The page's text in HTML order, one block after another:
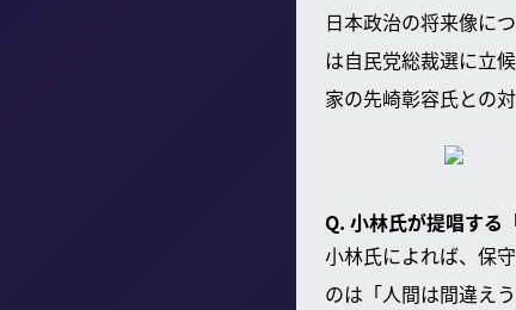
日本政治の将来像に
は自民党総裁選に立
家の先崎彰容氏との
Q. 小林氏が提唱する
小林氏によれば、保
のは「人間は間違え